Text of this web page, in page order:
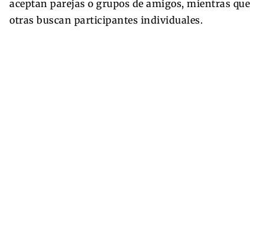
aceptan parejas o grupos de amigos, mientras que
otras buscan participantes individuales.